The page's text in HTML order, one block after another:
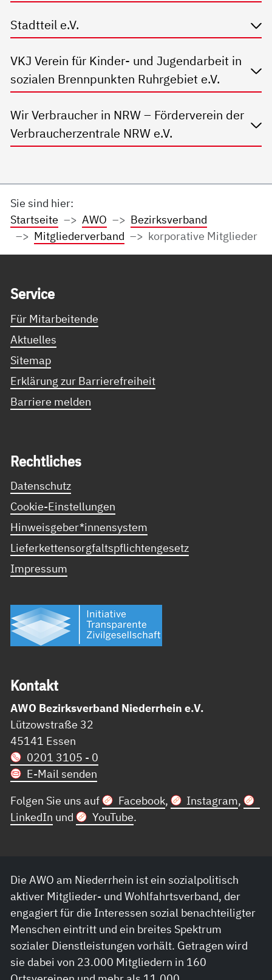
Stadtteil e.V.
VKJ Verein für Kinder- und Jugendarbeit in
sozialen Brennpunkten Ruhrgebiet e.V.
Wir Verbraucher in NRW – Förderverein der
Verbraucherzentrale NRW e.V.
Sie sind hier:
Startseite
AWO
Bezirksverband
Mitgliederverband
korporative Mitglieder
Ser­vice
Für Mitarbeitende
Aktuelles
Sitemap
Erklärung zur Barrierefreiheit
Barriere melden
Recht­li­ches
Datenschutz
Cookie-Einstellungen
Hinweisgeber*innensystem
Lieferkettensorgfaltspflichtengesetz
Impressum
Kon­takt
AWO Bezirksverband Niederrhein e.V.
Lützowstraße 32
45141 Essen
0201 3105 - 0
E-Mail senden
Folgen Sie uns auf
Facebook, Instagram,
LinkedIn und YouTube.
Die AWO am Niederrhein ist ein sozialpolitisch
aktiver Mitglieder- und Wohlfahrtsverband, der
engagiert für die Interessen sozial benachteiligter
Menschen eintritt und ein breites Spektrum
sozialer Dienstleistungen vorhält. Getragen wird
sie dabei von 23.000 Mitgliedern in 160